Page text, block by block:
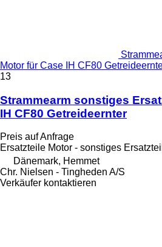
Motor für Case IH CF80
13
Strammearm sonstiges
IH CF80 Getreideernter
Preis auf Anfrage
Ersatzteile Motor - sonstiges
Dänemark, Hemmet
Chr. Nielsen - Tingheden A/S
Verkäufer kontaktieren